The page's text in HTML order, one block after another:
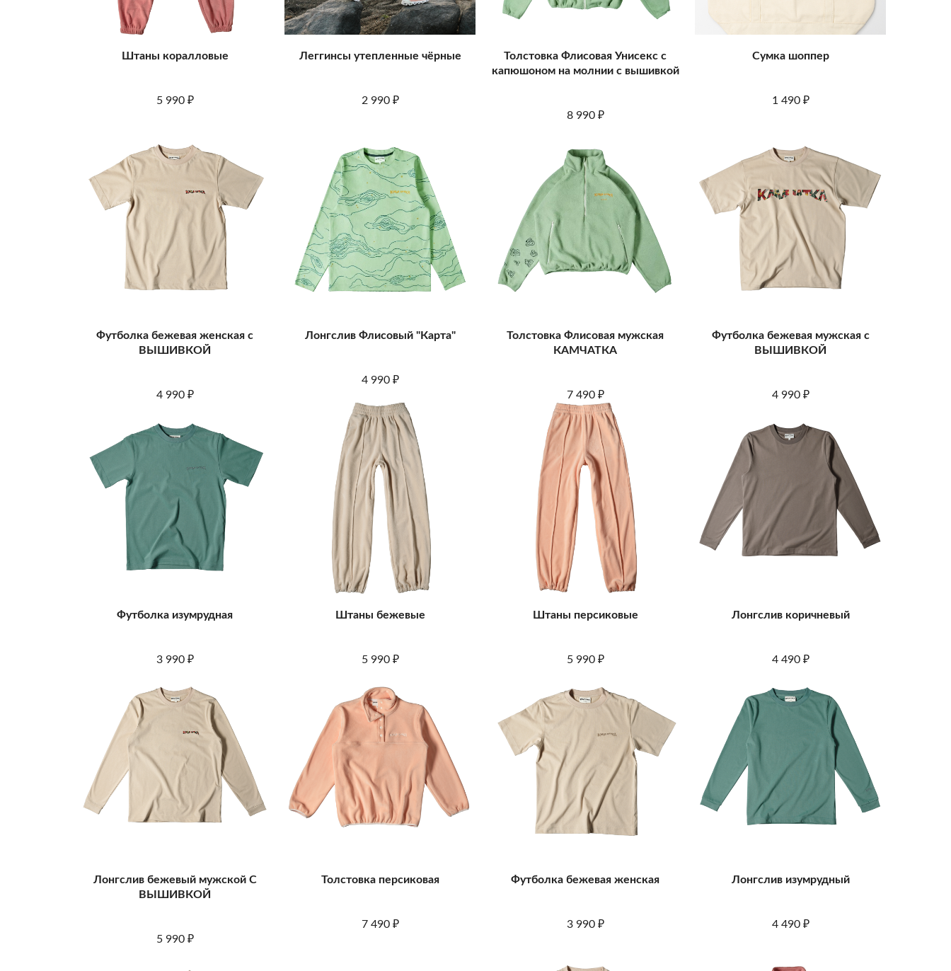
Штаны коралловые
5 990 ₽
Леггинсы утепленные чёрные
2 990 ₽
Толстовка Флисовая Унисекс с
капюшоном на молнии с вышивкой
8 990 ₽
Сумка шоппер
1 490 ₽
Футболка бежевая женская с
ВЫШИВКОЙ
4 990 ₽
Лонгслив Флисовый "Карта"
4 990 ₽
Толстовка Флисовая мужская
КАМЧАТКА
7 490 ₽
Футболка бежевая мужская с
ВЫШИВКОЙ
4 990 ₽
Футболка изумрудная
3 990 ₽
Штаны бежевые
5 990 ₽
Штаны персиковые
5 990 ₽
Лонгслив коричневый
4 490 ₽
Лонгслив бежевый мужской С
ВЫШИВКОЙ
5 990 ₽
Толстовка персиковая
7 490 ₽
Футболка бежевая женская
3 990 ₽
Лонгслив изумрудный
4 490 ₽